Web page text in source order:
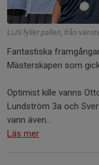
LiJS fyller pallen, från
Fantastiska
Mästerskapen som
Optimist kille vanns
Lundström 3a och
vann även...
Läs mer